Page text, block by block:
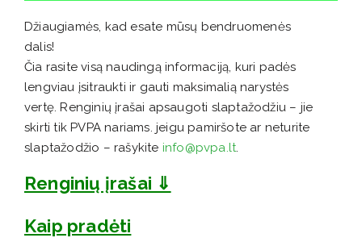
Džiaugiamės, kad esate mūsų bendruomenės
dalis!
Čia rasite visą naudingą informaciją, kuri padės
lengviau įsitraukti ir gauti maksimalią narystės
vertę. Renginių įrašai apsaugoti slaptažodžiu – jie
skirti tik PVPA nariams. jeigu pamiršote ar neturite
slaptažodžio – rašykite info@pvpa.lt.
Renginių įrašai ⇓
Kaip pradėti